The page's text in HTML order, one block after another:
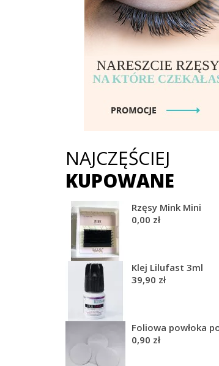
NAJCZĘŚCIEJ
KUPOWANE
Rzęsy Mink Mini
0,00 zł
Klej Lilufast 3ml
39,90 zł
Foliowa powłoka
0,90 zł